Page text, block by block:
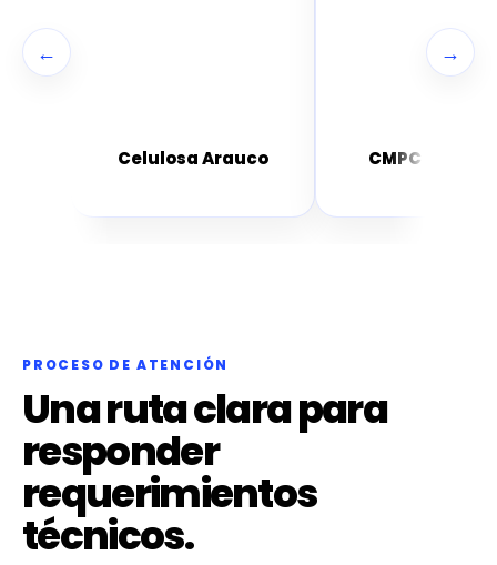
←
Celulosa Arauco CMPC
→
PROCESO DE ATENCIÓN
Una ruta clara para
responder
requerimientos
técnicos.